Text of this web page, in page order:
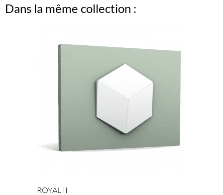
Dans la même collection :
ROYAL II